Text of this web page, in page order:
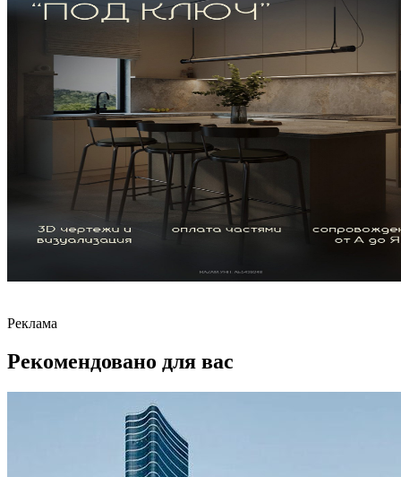
Реклама
Рекомендовано для вас